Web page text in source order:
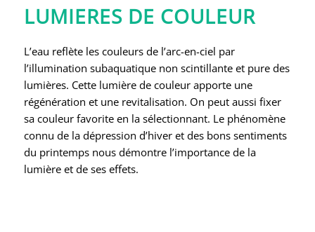
LUMIERES DE COULEUR
L’eau reflète les couleurs de l’arc-en-ciel par
l’illumination subaquatique non scintillante et pure des
lumières. Cette lumière de couleur apporte une
régénération et une revitalisation. On peut aussi fixer
sa couleur favorite en la sélectionnant. Le phénomène
connu de la dépression d’hiver et des bons sentiments
du printemps nous démontre l’importance de la
lumière et de ses effets.